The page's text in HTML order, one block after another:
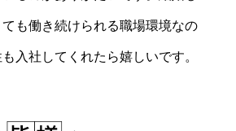
も働き続けられる職場環境なの
入社してくれたら嬉しいです。